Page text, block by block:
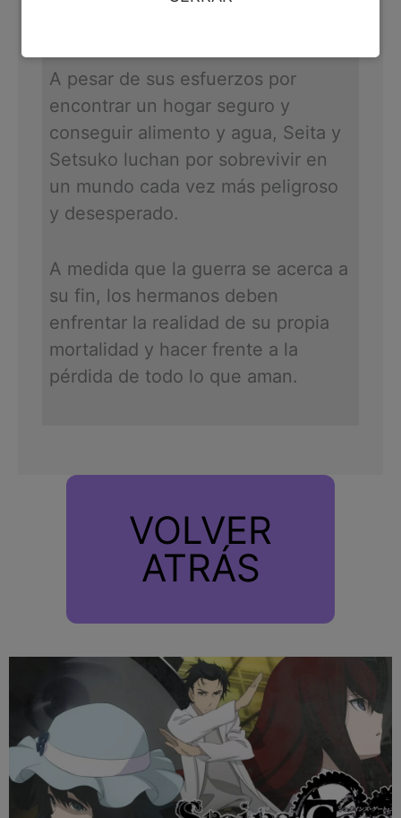
A pesar de sus esfuerzos por
encontrar un hogar seguro y
conseguir alimento y agua, Seita y
Setsuko luchan por sobrevivir en
un mundo cada vez más peligroso
y desesperado.
A medida que la guerra se acerca a
su fin, los hermanos deben
enfrentar la realidad de su propia
mortalidad y hacer frente a la
pérdida de todo lo que aman.
VOLVER
ATRÁS